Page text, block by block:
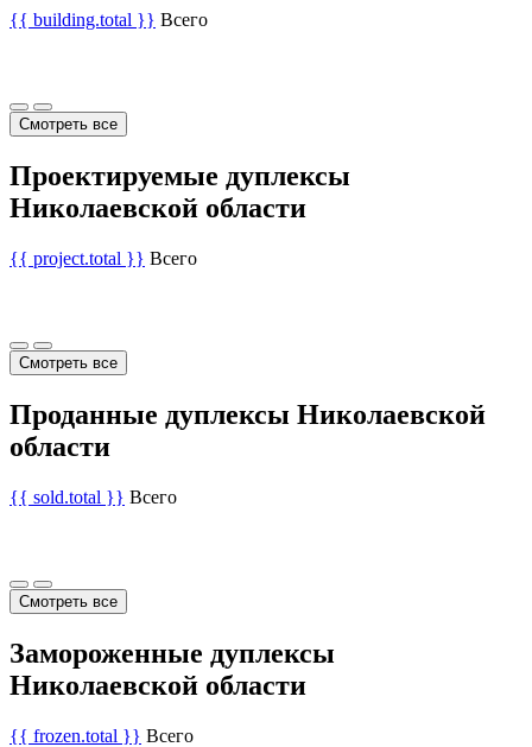
{{ building.total }} Всего
Смотреть все
Проектируемые дуплексы
Николаевской области
{{ project.total }} Всего
Смотреть все
Проданные дуплексы Николаевской
области
{{ sold.total }} Всего
Смотреть все
Замороженные дуплексы
Николаевской области
{{ frozen.total }} Всего